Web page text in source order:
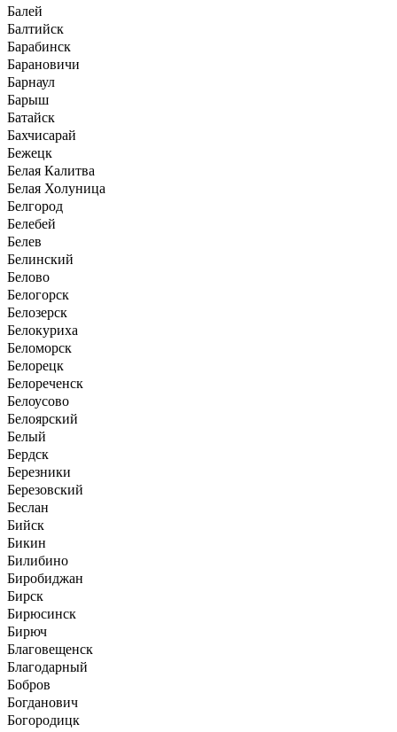
Балей
Балтийск
Барабинск
Барановичи
Барнаул
Барыш
Батайск
Бахчисарай
Бежецк
Белая Калитва
Белая Холуница
Белгород
Белебей
Белев
Белинский
Белово
Белогорск
Белозерск
Белокуриха
Беломорск
Белорецк
Белореченск
Белоусово
Белоярский
Белый
Бердск
Березники
Березовский
Беслан
Бийск
Бикин
Билибино
Биробиджан
Бирск
Бирюсинск
Бирюч
Благовещенск
Благодарный
Бобров
Богданович
Богородицк